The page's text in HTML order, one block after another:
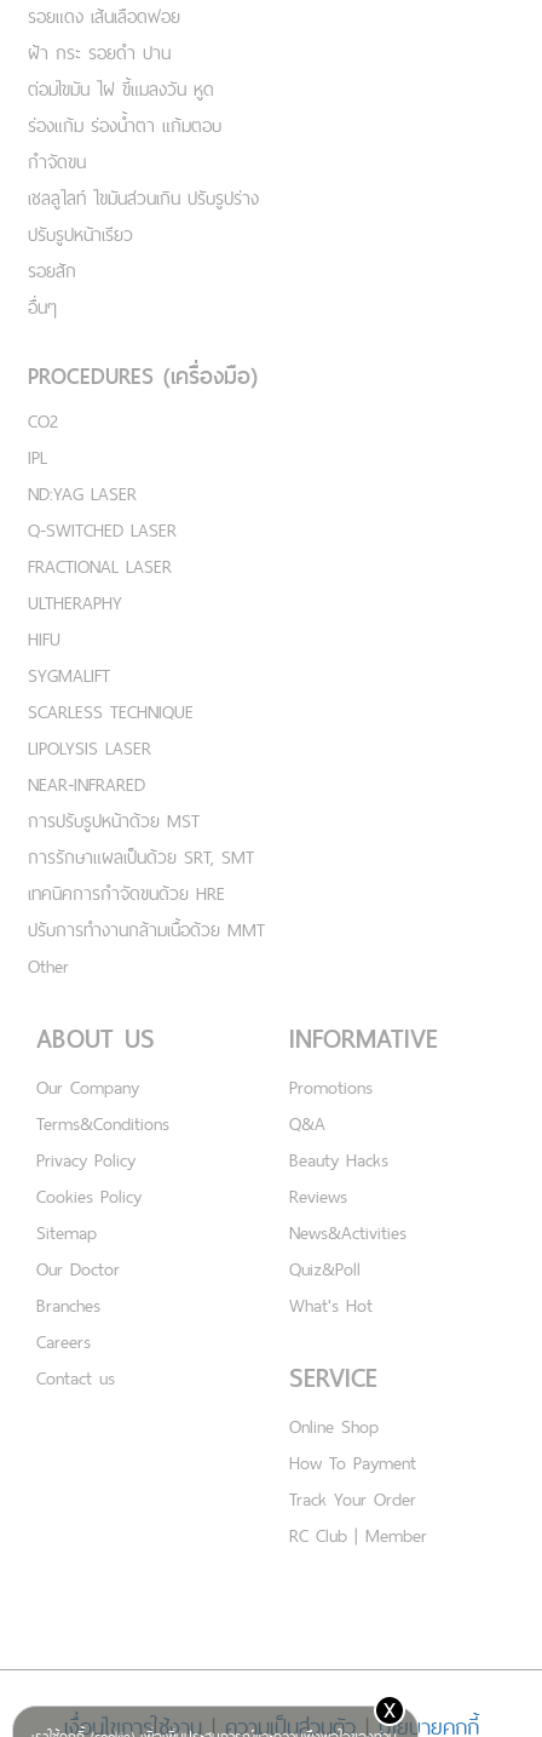
x
รอยแดง เส้นเลือดฟอย
ฝ้า กระ รอยดำ ปาน
ต่อมไขมัน ไฝ ขี้แมลงวัน หูด
ร่องแก้ม ร่องน้ำตา แก้มตอบ
กำจัดขน
เชลลูไลท์ ไขมันส่วนเกิน ปรับรูปร่าง
ปรับรูปหน้าเรียว
รอยสัก
อื่นๆ
PROCEDURES (เครื่องมือ)
CO2
IPL
ND:YAG LASER
Q-SWITCHED LASER
FRACTIONAL LASER
ULTHERAPHY
HIFU
SYGMALIFT
SCARLESS TECHNIQUE
LIPOLYSIS LASER
NEAR-INFRARED
การปรับรูปหน้าด้วย MST
การรักษาแผลเป็นด้วย SRT, SMT
เทคนิคการกำจัดขนด้วย HRE
ปรับการทำงานกล้ามเนื้อด้วย MMT
Other
ABOUT US
Our Company
Terms&Conditions
Privacy Policy
Cookies Policy
Sitemap
Our Doctor
Branches
Careers
Contact us
INFORMATIVE
Promotions
Q&A
Beauty Hacks
Reviews
News&Activities
Quiz&Poll
What's Hot
SERVICE
Online Shop
How To Payment
Track Your Order
RC Club | Member
เงื่อนไขการใช้งาน|ความเป็นส่วนตัว|นโยบายคุกกี้